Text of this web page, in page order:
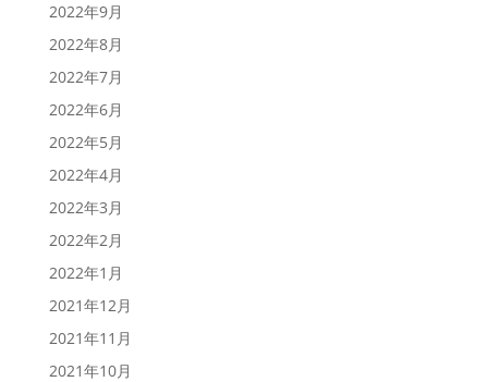
2022年9月
2022年8月
2022年7月
2022年6月
2022年5月
2022年4月
2022年3月
2022年2月
2022年1月
2021年12月
2021年11月
2021年10月